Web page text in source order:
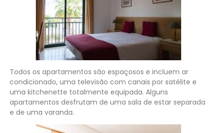
Todos os apartamentos são espaçosos e incluem ar
condicionado, uma televisão com canais por satélite e
uma kitchenette totalmente equipada. Alguns
apartamentos desfrutam de uma sala de estar separada
e de uma varanda.